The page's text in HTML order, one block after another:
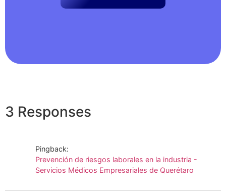
3 Responses
Pingback:
Prevención de riesgos laborales en la industria -
Servicios Médicos Empresariales de Querétaro